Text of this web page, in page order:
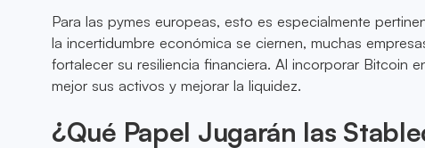
Para las pymes europeas, esto es especialmente
la incertidumbre económica se ciernen, muchas
fortalecer su resiliencia financiera. Al incorporar Bitcoin
mejor sus activos y mejorar la liquidez.
¿Qué Papel Jugarán las